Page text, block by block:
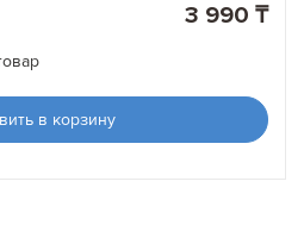
3 990 ₸
в корзину